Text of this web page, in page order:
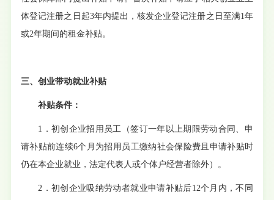
体登记注册之日起3年内提出 ，核发企业登记注册之日至满1年
或2年期间的租金补贴。
三、创业带动就业补贴
补贴条件：
1．初创企业招用员工（签订一年以上期限劳动合同、申
请补贴前连续6个月为招用员工缴纳社会保险费且申请补贴时
仍在本企业就业，法定代表人或个体户经营者除外）。
2．初创企业吸纳劳动者就业申请补贴后12个月内，不同